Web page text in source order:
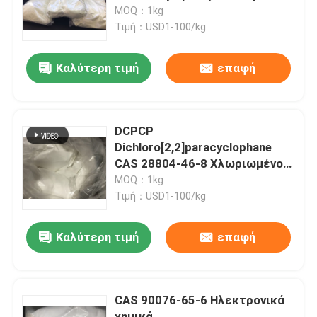
Γύρος εργοστασίων
Ποιοτικός έλεγχος
Μας ελάτε σε επαφή με
Ζητήστε ένα απόσπασμα
Λαστιχένιο υλικό επιστρώματος
θεραπευμένο λάστιχο
MOQ：1kg
Τιμή：USD1-100/kg
Καλύτερη τιμή επαφή
DCPCP
Dichloro[2,2]paracyclophane
CAS 28804-46-8 Χλωριωμένο
τροποποιημένο μονομερές
παριλενίου Δυνατότερη χημική
ιδιότητες φραγμού που
χρησιμοποιούνται για το υλικό
MOQ：1kg
Τιμή：USD1-100/kg
Καλύτερη τιμή επαφή
CAS 90076-65-6 Ηλεκτρονικά